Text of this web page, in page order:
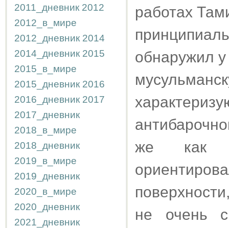
2011_дневник 2012
2012_в_мире
2012_дневник 2014
2014_дневник 2015
2015_в_мире
2015_дневник 2016
2016_дневник 2017
2017_дневник
2018_в_мире
2018_дневник
2019_в_мире
2019_дневник
2020_в_мире
2020_дневник
2021_дневник
работах
обнаружил
же как
не очень